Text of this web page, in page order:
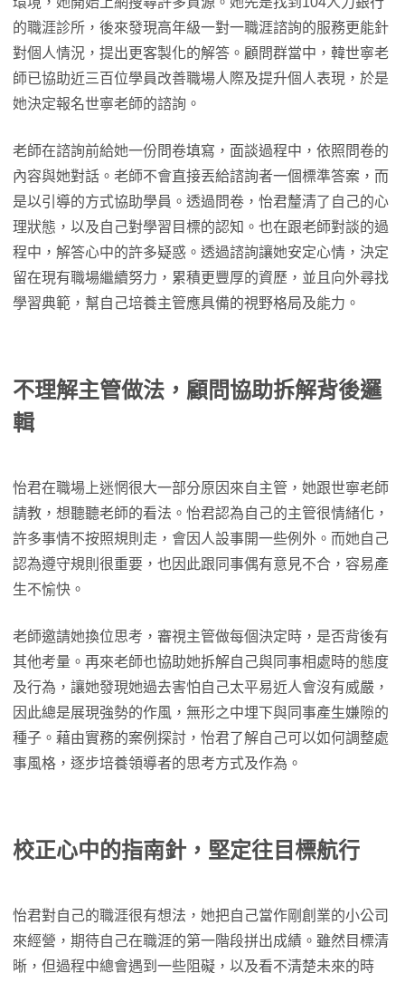
的職涯診所，後來發現高年級一對一職涯諮詢的服務更能針
對個人情況，提出更客製化的解答。顧問群當中，韓世寧老
師已協助近三百位學員改善職場人際及提升個人表現，於是
她決定報名世寧老師的諮詢。
老師在諮詢前給她一份問卷填寫，面談過程中，依照問卷的
內容與她對話。老師不會直接丟給諮詢者一個標準答案，而
是以引導的方式協助學員。透過問卷，怡君釐清了自己的心
理狀態，以及自己對學習目標的認知。也在跟老師對談的過
程中，解答心中的許多疑惑。透過諮詢讓她安定心情，決定
留在現有職場繼續努力，累積更豐厚的資歷，並且向外尋找
學習典範，幫自己培養主管應具備的視野格局及能力。
不理解主管做法，顧問協助拆解背後邏
輯
怡君在職場上迷惘很大一部分原因來自主管，她跟世寧老師
請教，想聽聽老師的看法。怡君認為自己的主管很情緒化，
許多事情不按照規則走，會因人設事開一些例外。而她自己
認為遵守規則很重要，也因此跟同事偶有意見不合，容易產
生不愉快。
老師邀請她換位思考，審視主管做每個決定時，是否背後有
其他考量。再來老師也協助她拆解自己與同事相處時的態度
及行為，讓她發現她過去害怕自己太平易近人會沒有威嚴，
因此總是展現強勢的作風，無形之中埋下與同事產生嫌隙的
種子。藉由實務的案例探討，怡君了解自己可以如何調整處
事風格，逐步培養領導者的思考方式及作為。
校正心中的指南針，堅定往目標航行
怡君對自己的職涯很有想法，她把自己當作剛創業的小公司
來經營，期待自己在職涯的第一階段拼出成績。雖然目標清
晰，但過程中總會遇到一些阻礙，以及看不清楚未來的時